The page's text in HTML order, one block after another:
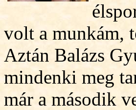
volt a munkám,
Aztán Balázs
mindenki meg
már a második